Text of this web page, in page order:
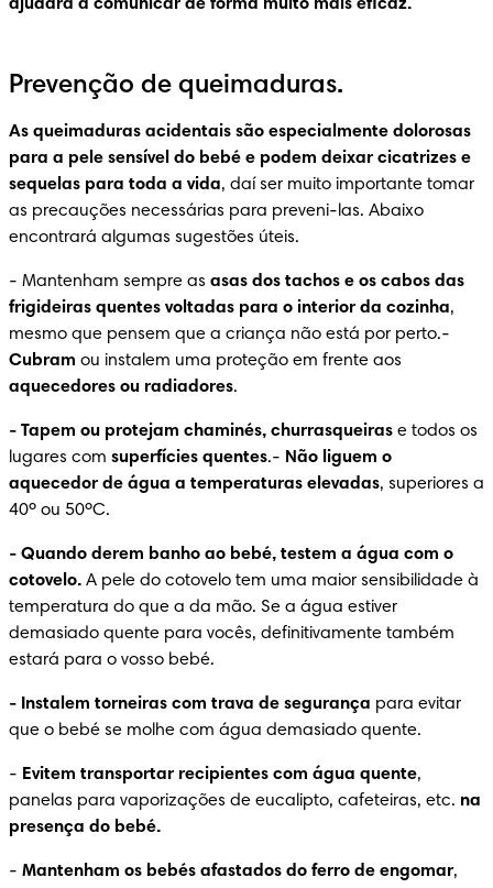
ajudará a comunicar de forma muito mais eficaz.
Prevenção de queimaduras.
As queimaduras acidentais são especialmente dolorosas
para a pele sensível do bebé e podem deixar cicatrizes e
sequelas para toda a vida, daí ser muito importante tomar
as precauções necessárias para preveni-las. Abaixo
encontrará algumas sugestões úteis.
- Mantenham sempre as asas dos tachos e os cabos das
frigideiras quentes voltadas para o interior da cozinha,
Cubram
aquecedores ou radiadores.
- Tapem ou protejam chaminés, churrasqueiras e todos os
lugares com superfícies quentes.- Não liguem o
aquecedor de água a temperaturas elevadas, superiores a
40º ou 50ºC.
- Quando derem banho ao bebé, testem a água com o
cotovelo. A pele do cotovelo tem uma maior sensibilidade à
temperatura do que a da mão. Se a água estiver
demasiado quente para vocês, definitivamente também
estará para o vosso bebé.
- Instalem torneiras com trava de segurança para evitar
que o bebé se molhe com água demasiado quente.
- Evitem transportar recipientes com água quente,
panelas para vaporizações de eucalipto, cafeteiras, etc. na
presença do bebé.
- Mantenham os bebés afastados do ferro de engomar,